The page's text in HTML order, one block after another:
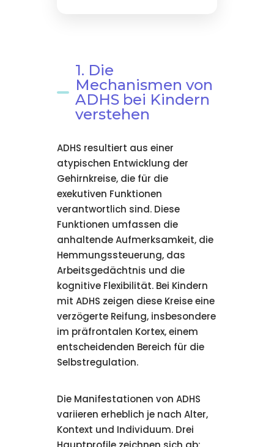
1. Die
Mechanismen von
ADHS bei Kindern
verstehen
ADHS resultiert aus einer
atypischen Entwicklung der
Gehirnkreise, die für die
exekutiven Funktionen
verantwortlich sind. Diese
Funktionen umfassen die
anhaltende Aufmerksamkeit, die
Hemmungssteuerung, das
Arbeitsgedächtnis und die
kognitive Flexibilität. Bei Kindern
mit ADHS zeigen diese Kreise eine
verzögerte Reifung, insbesondere
im präfrontalen Kortex, einem
entscheidenden Bereich für die
Selbstregulation.
Die Manifestationen von ADHS
variieren erheblich je nach Alter,
Kontext und Individuum. Drei